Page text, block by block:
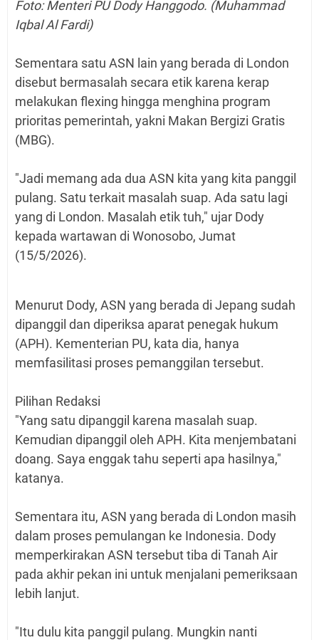
Foto: Menteri PU Dody Hanggodo. (Muhammad
Iqbal Al Fardi)
Sementara satu ASN lain yang berada di London
disebut bermasalah secara etik karena kerap
melakukan flexing hingga menghina program
prioritas pemerintah, yakni Makan Bergizi Gratis
(MBG).
"Jadi memang ada dua ASN kita yang kita panggil
pulang. Satu terkait masalah suap. Ada satu lagi
yang di London. Masalah etik tuh," ujar Dody
kepada wartawan di Wonosobo, Jumat
(15/5/2026).
Menurut Dody, ASN yang berada di Jepang sudah
dipanggil dan diperiksa aparat penegak hukum
(APH). Kementerian PU, kata dia, hanya
memfasilitasi proses pemanggilan tersebut.
Pilihan Redaksi
"Yang satu dipanggil karena masalah suap.
Kemudian dipanggil oleh APH. Kita menjembatani
doang. Saya enggak tahu seperti apa hasilnya,"
katanya.
Sementara itu, ASN yang berada di London masih
dalam proses pemulangan ke Indonesia. Dody
memperkirakan ASN tersebut tiba di Tanah Air
pada akhir pekan ini untuk menjalani pemeriksaan
lebih lanjut.
"Itu dulu kita panggil pulang. Mungkin nanti